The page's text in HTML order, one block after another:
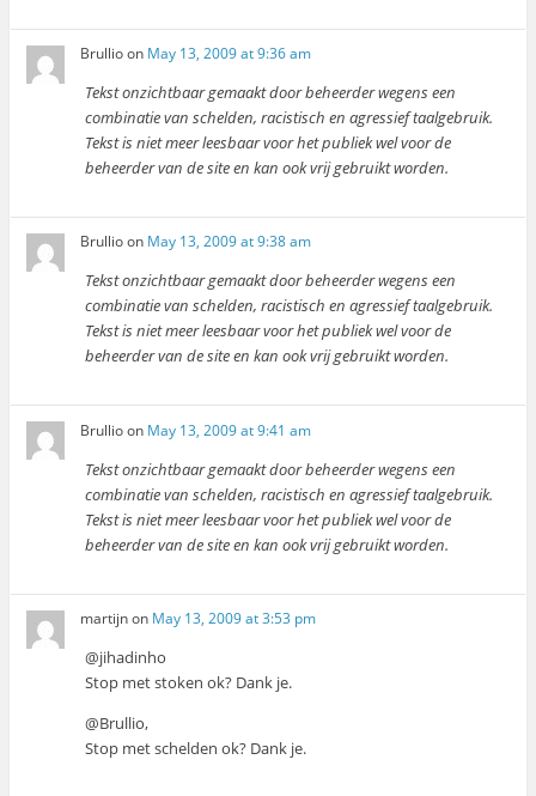
Brullioon May 13, 2009 at 9:36 am
Tekst onzichtbaar gemaakt door beheerder wegens een
combinatie van schelden, racistisch en agressief taalgebruik.
Tekst is niet meer leesbaar voor het publiek wel voor de
beheerder van de site en kan ook vrij gebruikt worden.
Brullioon May 13, 2009 at 9:38 am
Tekst onzichtbaar gemaakt door beheerder wegens een
combinatie van schelden, racistisch en agressief taalgebruik.
Tekst is niet meer leesbaar voor het publiek wel voor de
beheerder van de site en kan ook vrij gebruikt worden.
Brullioon May 13, 2009 at 9:41 am
Tekst onzichtbaar gemaakt door beheerder wegens een
combinatie van schelden, racistisch en agressief taalgebruik.
Tekst is niet meer leesbaar voor het publiek wel voor de
beheerder van de site en kan ook vrij gebruikt worden.
martijnon May 13, 2009 at 3:53 pm
@jihadinho
Stop met stoken ok? Dank je.
@Brullio,
Stop met schelden ok? Dank je.